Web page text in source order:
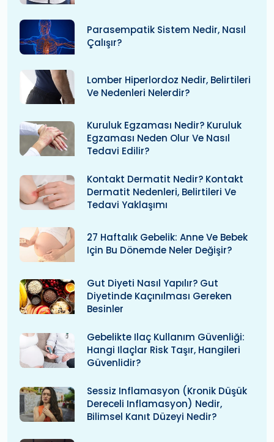
Parasempatik Sistem Nedir, Nasıl
Çalışır?
Lomber Hiperlordoz Nedir, Belirtileri
Ve Nedenleri Nelerdir?
Kuruluk Egzaması Nedir? Kuruluk
Egzaması Neden Olur Ve Nasıl
Tedavi Edilir?
Kontakt Dermatit Nedir? Kontakt
Dermatit Nedenleri, Belirtileri Ve
Tedavi Yaklaşımı
27 Haftalık Gebelik: Anne Ve Bebek
Için Bu Dönemde Neler Değişir?
Gut Diyeti Nasıl Yapılır? Gut
Diyetinde Kaçınılması Gereken
Besinler
Gebelikte Ilaç Kullanım Güvenliği:
Hangi Ilaçlar Risk Taşır, Hangileri
Güvenlidir?
Sessiz Inflamasyon (kronik Düşük
Dereceli Inflamasyon) Nedir,
Bilimsel Kanıt Düzeyi Nedir?